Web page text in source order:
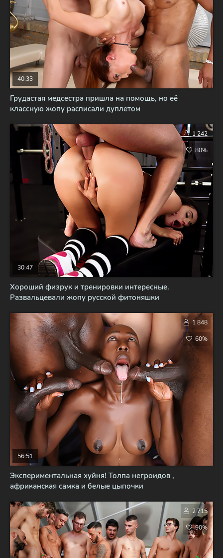
Грудастая медсестра пришла на помощь, но её
классную жопу расписали дуплетом
40:33
Хороший физрук и тренировки интересные.
Развальцевали жопу русской фитоняшки
30:47
1 242
80%
Экспериментальная хуйня! Толпа негроидов ,
африканская самка и белые цыпочки
56:51
1 848
60%
2 715
90%